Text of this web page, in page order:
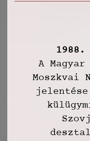
A
Moszkvai